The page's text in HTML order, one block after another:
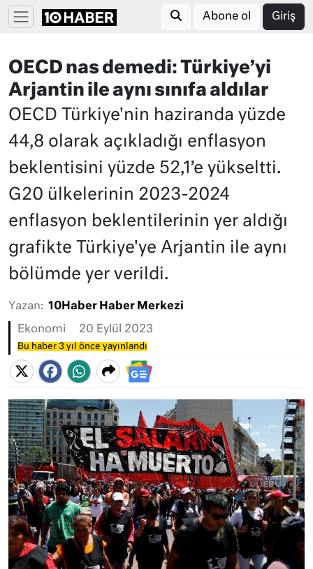
Abone ol Giriş
OECD nas demedi: Türkiye’yi
Arjantin ile aynı sınıfa aldılar
OECD Türkiye'nin haziranda yüzde
44,8 olarak açıkladığı enflasyon
beklentisini yüzde 52,1’e yükseltti.
G20 ülkelerinin 2023-2024
enflasyon beklentilerinin yer aldığı
grafikte Türkiye'ye Arjantin ile aynı
bölümde yer verildi.
Yazan: 10Haber Haber Merkezi
Ekonomi 20 Eylül 2023
Bu haber 3 yıl önce yayınlandı